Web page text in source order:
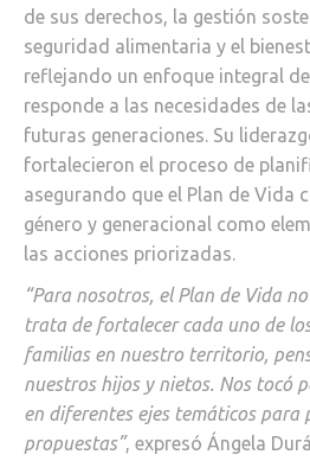
de sus derechos, la gestión
seguridad alimentaria y el
reflejando un enfoque integral
responde a las necesidades de
futuras generaciones. Su
fortalecieron el proceso de
asegurando que el Plan de Vida
género y generacional como
las acciones priorizadas.
“Para nosotros, el Plan de Vida
trata de fortalecer cada uno de
familias en nuestro territorio,
nuestros hijos y nietos. Nos tocó
en diferentes ejes temáticos para
propuestas”, expresó Ángela